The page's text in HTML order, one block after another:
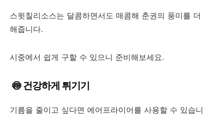
스윗칠리소스는 달콤하면서도 매콤해 춘권의 풍미를 더
해줍니다.
시중에서 쉽게 구할 수 있으니 준비해보세요.
🍥 건강하게 튀기기
기름을 줄이고 싶다면 에어프라이어를 사용할 수 있습니